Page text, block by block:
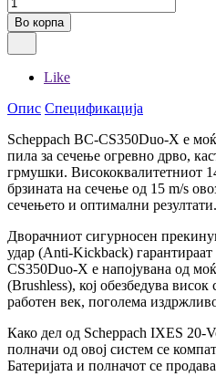
Во корпа
Like
Опис Спецификација
Scheppach BC-CS350Duo-X е
пила за сечење огревно дрво,
грмушки. Висококвалитетниот
брзината на сечење од 15 m/s
сечењето и оптимални резултати.
Дворачниот сигурносен
удар (Anti-Kickback)
CS350Duo-X е напојувана од
(Brushless), кој обезбедува
работен век, поголема
Како дел од Scheppach IXES 20-
полначи од овој систем се
Батеријата и полначот се